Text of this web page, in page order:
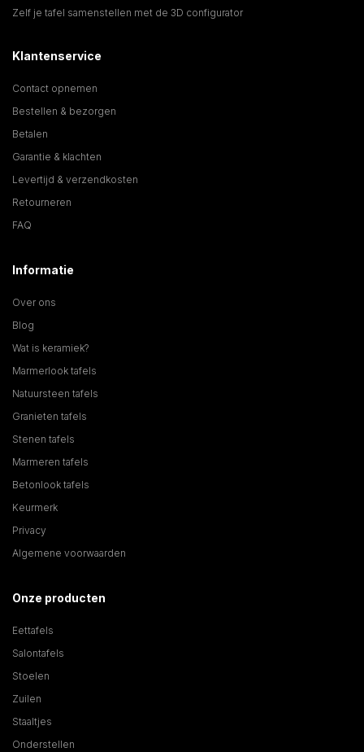
Zelf je tafel samenstellen met de 3D configurator
Klantenservice
Contact opnemen
Bestellen & bezorgen
Betalen
Garantie & klachten
Levertijd & verzendkosten
Retourneren
FAQ
Informatie
Over ons
Blog
Wat is keramiek?
Marmerlook tafels
Natuursteen tafels
Granieten tafels
Stenen tafels
Marmeren tafels
Betonlook tafels
Keurmerk
Privacy
Algemene voorwaarden
Onze producten
Eettafels
Salontafels
Stoelen
Zuilen
Staaltjes
Onderstellen